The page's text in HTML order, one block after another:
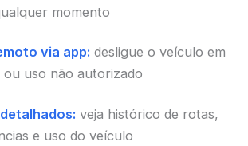
momento
via app: desligue o veículo em
uso não autorizado
veja histórico de rotas,
e uso do veículo